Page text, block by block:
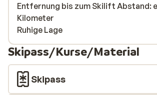
Entfernung bis zum Skilift Abstand:
Kilometer
Ruhige Lage
Skipass/Kurse/Material
Skipass